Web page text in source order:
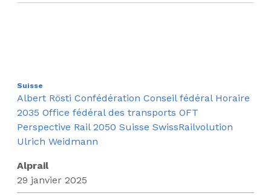
Suisse
Albert Rösti Confédération Conseil fédéral Horaire
2035 Office fédéral des transports OFT
Perspective Rail 2050 Suisse SwissRailvolution
Ulrich Weidmann
Alprail
29 janvier 2025